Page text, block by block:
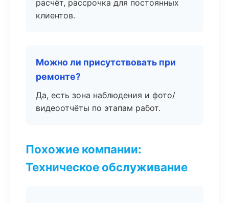
расчёт, рассрочка для постоянных
клиентов.
Можно ли присутствовать при
ремонте?
Да, есть зона наблюдения и фото/
видеоотчёты по этапам работ.
Похожие компании:
Техническое обслуживание